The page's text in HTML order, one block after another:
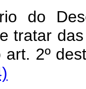
do
tratar
art. 2º